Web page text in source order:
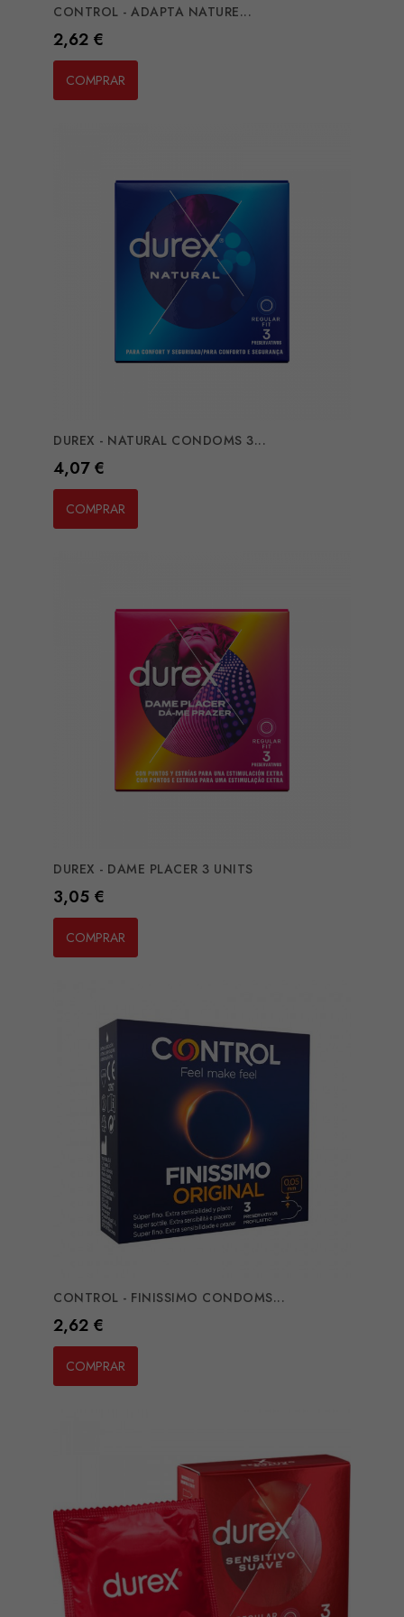
CONTROL - ADAPTA NATURE...
Preço
2,62 €
COMPRAR
DUREX - NATURAL CONDOMS 3...
Preço
4,07 €
COMPRAR
DUREX - DAME PLACER 3 UNITS
Preço
3,05 €
COMPRAR
CONTROL - FINISSIMO CONDOMS...
Preço
2,62 €
COMPRAR